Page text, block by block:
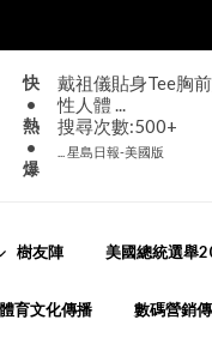
快
•
熱
•
爆
戴祖儀貼身Tee胸
性人體 ...
搜尋次數:500+
... 星島日報-美國版
樹友陣 美國總統選舉
育文化傳播 數碼營銷